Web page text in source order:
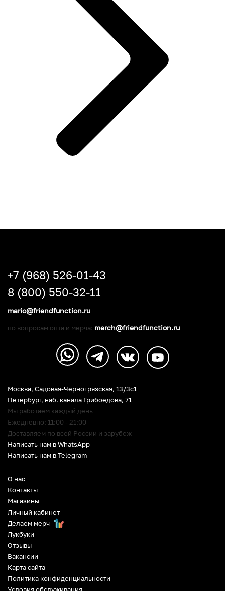
О нас
Контакты
Магазины
Личный кабинет
Делаем мерч
Лукбуки
Отзывы
Вакансии
Карта сайта
Политика конфиденциальности
Условия обслуживания
Москва, Садовая-Черногрязская, 13/3c1
Петербург, наб. канала Грибоедова, 71
Мы работаем каждый день
Ежедневно: 11:00 - 21:00
Доставляем по всей России и зарубеж
Написать нам в WhatsApp
Написать нам в Telegram
+7 (968) 526-01-43
8 (800) 550-32-11
mario@friendfunction.ru
по вопросам опта и мерча: merch@friendfunction.ru